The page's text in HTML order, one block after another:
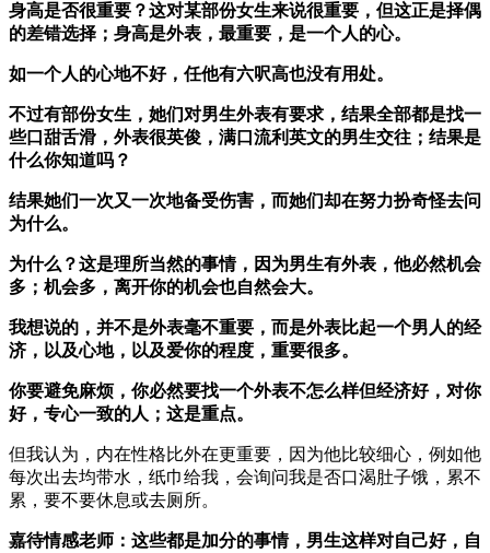
身高是否很重要？这对某部份女生来说很重要，但这正是择偶
的差错选择；身高是外表，最重要，是一个人的心。
如一个人的心地不好，任他有六呎高也没有用处。
不过有部份女生，她们对男生外表有要求，结果全部都是找一
些口甜舌滑，外表很英俊，满口流利英文的男生交往；结果是
什么你知道吗？
结果她们一次又一次地备受伤害，而她们却在努力扮奇怪去问
为什么。
为什么？这是理所当然的事情，因为男生有外表，他必然机会
多；机会多，离开你的机会也自然会大。
我想说的，并不是外表毫不重要，而是外表比起一个男人的经
济，以及心地，以及爱你的程度，重要很多。
你要避免麻烦，你必然要找一个外表不怎么样但经济好，对你
好，专心一致的人；这是重点。
但我认为，内在性格比外在更重要，因为他比较细心，例如他
每次出去均带水，纸巾给我，会询问我是否口渴肚子饿，累不
累，要不要休息或去厕所。
嘉待情感老师：这些都是加分的事情，男生这样对自己好，自